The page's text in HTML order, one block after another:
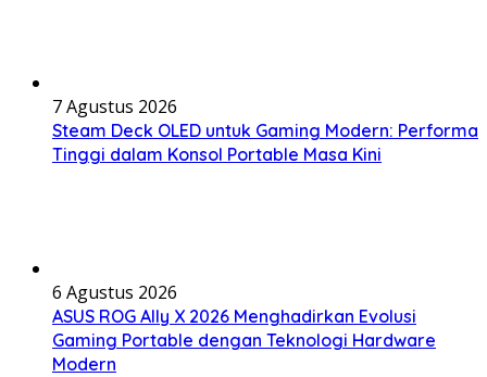
7 Agustus 2026
Steam Deck OLED untuk Gaming Modern: Performa
Tinggi dalam Konsol Portable Masa Kini
6 Agustus 2026
ASUS ROG Ally X 2026 Menghadirkan Evolusi
Gaming Portable dengan Teknologi Hardware
Modern